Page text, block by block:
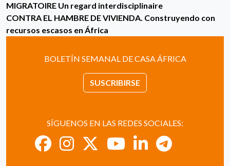
MIGRATOIRE Un regard interdisciplinaire
CONTRA EL HAMBRE DE VIVIENDA. Construyendo con
recursos escasos en África
BOLETÍN SEMANAL DE CASA ÁFRICA
SUSCRIBIRSE
SÍGUENOS EN LAS REDES SOCIALES: